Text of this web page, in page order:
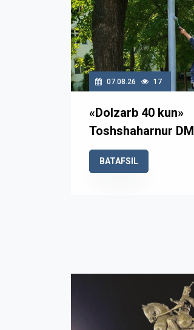
07.08.26 17
«Dolzarb 40 kun»
Toshshaharnur DM
BATAFSIL